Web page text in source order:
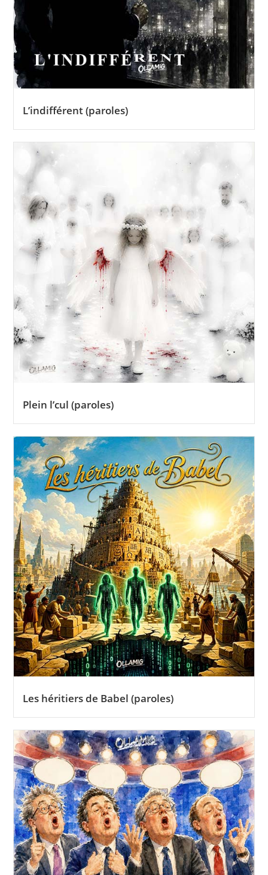
L’indifférent (paroles)
Plein l’cul (paroles)
Les héritiers de Babel (paroles)